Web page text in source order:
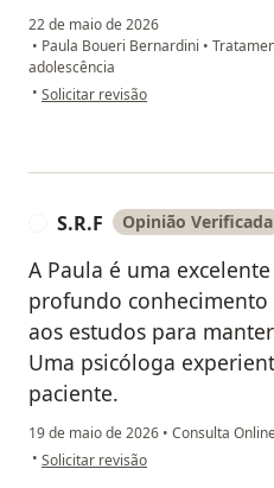
22 de maio de 2026
• Paula Boueri Bernardini •
adolescência
• na opinião do utilizador Regina MB
Solicitar revisão
S.R.F Opinião Verificada
A Paula é uma
profundo
aos estudos para
Uma psicóloga
paciente.
19 de maio de 2026 • Consulta
• na opinião do utilizador S.R.F
Solicitar revisão